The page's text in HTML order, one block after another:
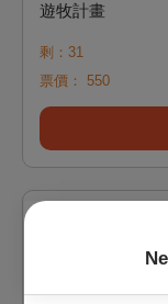
遊牧計畫
剩：31
票價：
550
本場次演出將
遊牧計畫